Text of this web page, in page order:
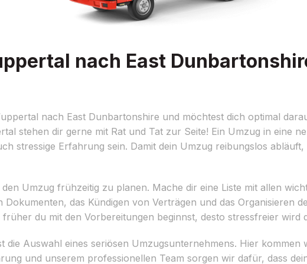
nach East
nach East Dunbartonshire und möchtest dich optimal
stehen dir gerne mit Rat und Tat zur Seite! Ein Umzug in eine
stressige Erfahrung sein. Damit dein Umzug reibungslos
Umzug frühzeitig zu planen. Mache dir eine Liste mit allen
das Kündigen von Verträgen und das Organisieren
du mit den Vorbereitungen beginnst, desto stressfreier wird
die Auswahl eines seriösen Umzugsunternehmens. Hier kommen
und unserem professionellen Team sorgen wir dafür, dass